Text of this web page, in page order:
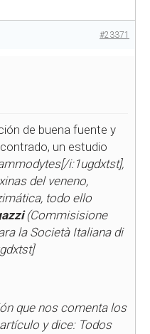
#23371
de buena fuente y
un estudio
i:1ugdxtst],
del veneno,
todo ello
(Commisisione
la Società Italiana di
que nos comenta los
y dice: Todos